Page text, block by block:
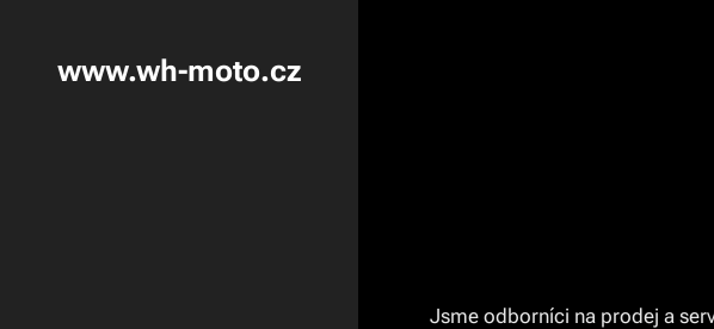
www.wh-moto.cz
Jsme odborníci na prodej a